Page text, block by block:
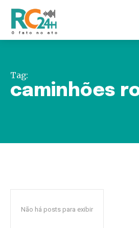
Tag:
caminhões
Não há posts para exibir